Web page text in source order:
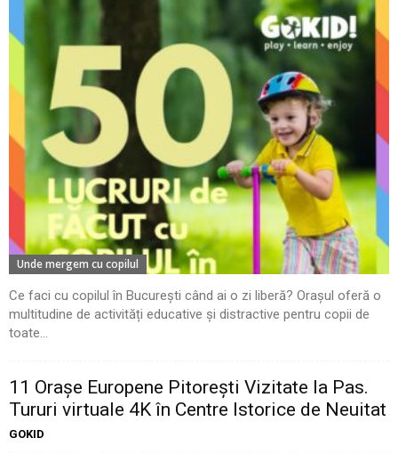
Unde mergem cu copilul
Ce faci cu copilul în București când ai o zi liberă? Orașul oferă o
multitudine de activități educative și distractive pentru copii de
toate...
11 Oraşe Europene Pitoreşti Vizitate la Pas.
Tururi virtuale 4K în Centre Istorice de Neuitat
GOKID